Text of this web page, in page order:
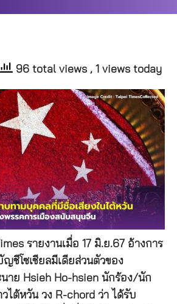
96 total views , 1 views today
รายงานเมื่อ 17 มิ.ย.67 อ้างการ
ชีโซเชียลมีเดียส่วนตัวของ
นาย Hsieh Ho-hsien นักร้อง/นัก
ไต้หวัน วง R-chord ว่า ได้รับ